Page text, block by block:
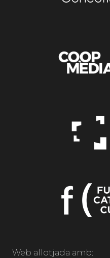
Web allotjada amb: